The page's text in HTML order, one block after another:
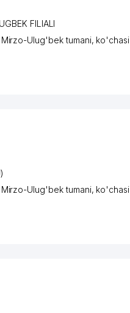
FILIALI
Mirzo-Ulug'bek tumani, ko'chasi
Mirzo-Ulug'bek tumani, ko'chasi